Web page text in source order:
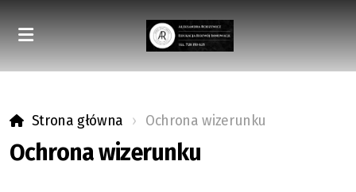
Strona główna Ochrona wizerunku
Ochrona wizerunku